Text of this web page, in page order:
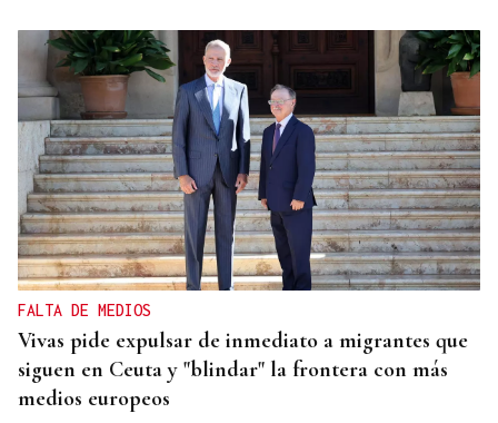
FALTA DE MEDIOS
Vivas pide expulsar de inmediato a migrantes que
siguen en Ceuta y "blindar" la frontera con más
medios europeos